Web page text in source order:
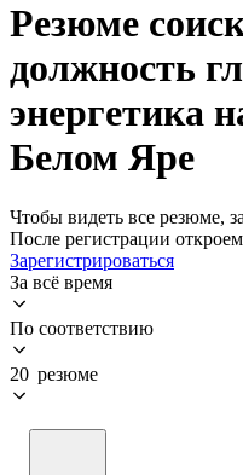
Резюме
должность
энергетика
Белом Яре
Чтобы видеть все резюме,
После регистрации
Зарегистрироваться
За всё время
По соответствию
20 резюме